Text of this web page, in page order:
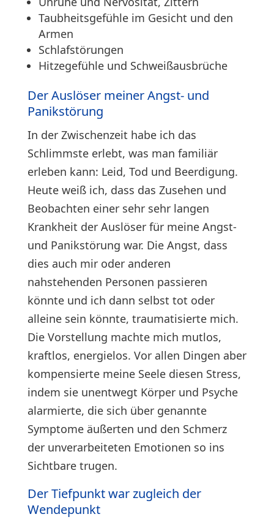
Taubheitsgefühle im Gesicht und den
Armen
Schlafstörungen
Hitzegefühle und Schweißausbrüche
Der Auslöser meiner Angst- und
Panikstörung
In der Zwischenzeit habe ich das
Schlimmste erlebt, was man familiär
erleben kann: Leid, Tod und Beerdigung.
Heute weiß ich, dass das Zusehen und
Beobachten einer sehr sehr langen
Krankheit der Auslöser für meine Angst-
und Panikstörung war. Die Angst, dass
dies auch mir oder anderen
nahstehenden Personen passieren
könnte und ich dann selbst tot oder
alleine sein könnte, traumatisierte mich.
Die Vorstellung machte mich mutlos,
kraftlos, energielos. Vor allen Dingen aber
kompensierte meine Seele diesen Stress,
indem sie unentwegt Körper und Psyche
alarmierte, die sich über genannte
Symptome äußerten und den Schmerz
der unverarbeiteten Emotionen so ins
Sichtbare trugen.
Der Tiefpunkt war zugleich der
Wendepunkt